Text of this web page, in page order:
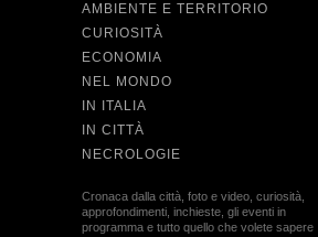
AMBIENTE E TERRITORIO
CURIOSITÀ
ECONOMIA
NEL MONDO
IN ITALIA
IN CITTÀ
NECROLOGIE
Cronaca dalla città, foto e video, curiosità,
approfondimenti, inchieste, gli eventi in
programma e tutto quello che volete sapere